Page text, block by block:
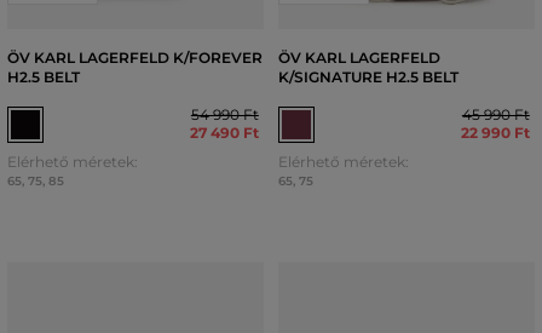
ÖV KARL LAGERFELD K/FOREVER
H2.5 BELT
54 990 Ft
27 490 Ft
Elérhető méretek:
65, 75, 85
ÖV KARL LAGERFELD
K/SIGNATURE H2.5 BELT
45 990 Ft
22 990 Ft
Elérhető méretek:
65, 75